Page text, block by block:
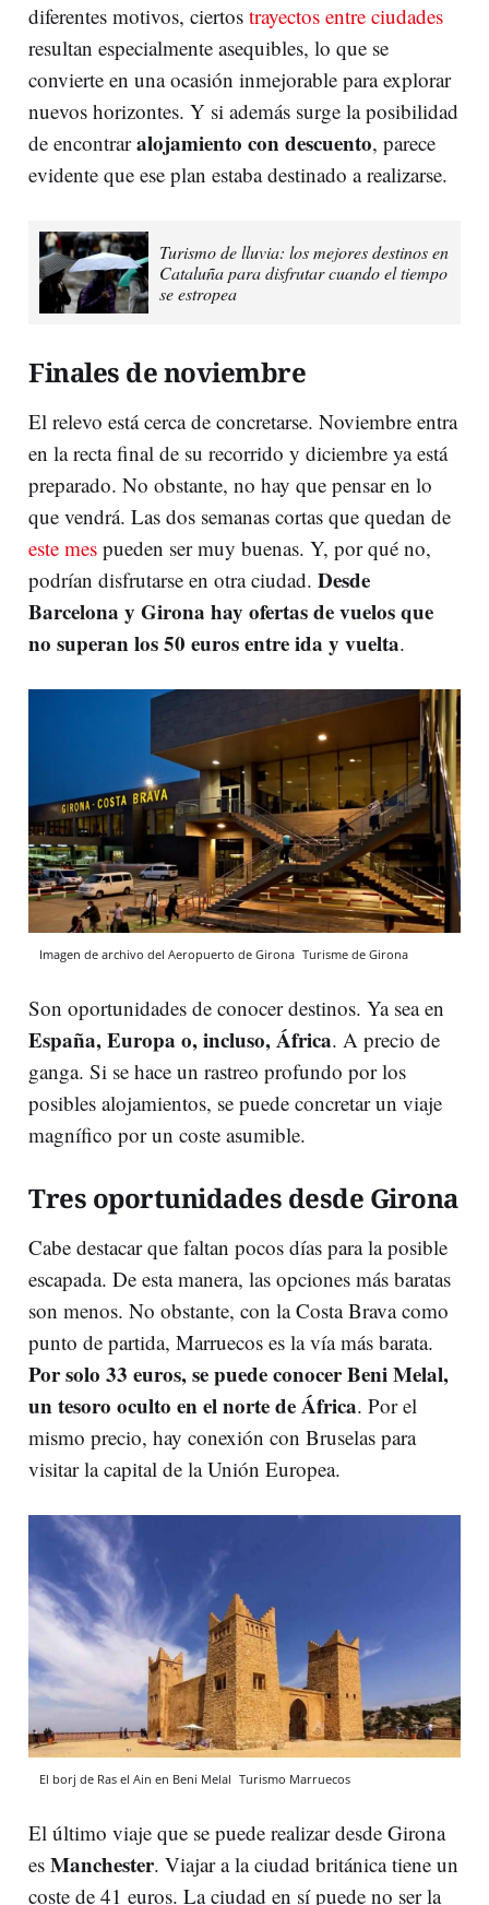
diferentes motivos, ciertos trayectos entre ciudades
resultan especialmente asequibles, lo que se
convierte en una ocasión inmejorable para explorar
nuevos horizontes. Y si además surge la posibilidad
de encontraralojamiento con descuento, parece
evidente que ese plan estaba destinado a realizarse.
Turismo de lluvia: los mejores destinos en
Cataluña para disfrutar cuando el tiempo
se estropea
Finales de noviembre
El relevo está cerca de concretarse. Noviembre entra
en la recta final de su recorrido y diciembre ya está
preparado. No obstante, no hay que pensar en lo
que vendrá. Las dos semanas cortas que quedan de
este mes pueden ser muy buenas. Y, por qué no,
podrían disfrutarse en otra ciudad. Desde
Barcelona y Girona hay ofertas de vuelos que
no superan los 50 euros entre ida y vuelta.
Imagen de archivo del Aeropuerto de Girona Turisme de Girona
Son oportunidades de conocer destinos. Ya sea en
España, Europa o, incluso, África. A precio de
ganga. Si se hace un rastreo profundo por los
posibles alojamientos, se puede concretar un viaje
magnífico por un coste asumible.
Tres oportunidades desde Girona
Cabe destacar que faltan pocos días para la posible
escapada. De esta manera, las opciones más baratas
son menos. No obstante, con la Costa Brava como
punto de partida, Marruecos es la vía más barata.
Por solo 33 euros, se puede conocer Beni Melal,
un tesoro oculto en el norte de África. Por el
mismo precio, hay conexión con Bruselas para
visitar la capital de la Unión Europea.
El borj de Ras el Ain en Beni Melal Turismo Marruecos
El último viaje que se puede realizar desde Girona
es Manchester. Viajar a la ciudad británica tiene un
coste de 41 euros. La ciudad en sí puede no ser la